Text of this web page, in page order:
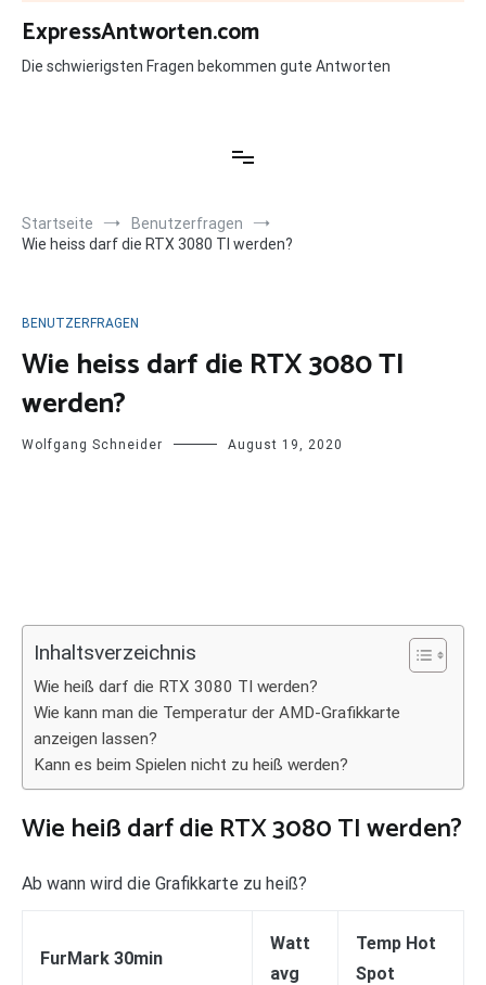
Zum
Inhalt
springen
ExpressAntworten.com
Die schwierigsten Fragen bekommen gute Antworten
Startseite
Benutzerfragen
Wie heiss darf die RTX 3080 TI werden?
BENUTZERFRAGEN
Wie heiss darf die RTX 3080 TI
werden?
Wolfgang Schneider August 19, 2020
Inhaltsverzeichnis
Wie heiß darf die RTX 3080 TI werden?
Wie kann man die Temperatur der AMD-Grafikkarte
anzeigen lassen?
Kann es beim Spielen nicht zu heiß werden?
Wie heiß darf die RTX 3080 TI werden?
Ab wann wird die Grafikkarte zu heiß?
FurMark 30min
Watt
avg
Temp Hot
Spot